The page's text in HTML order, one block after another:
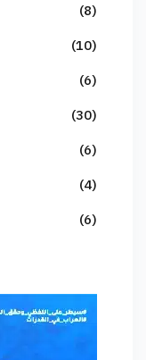
(8)
(10)
(6)
(30)
(6)
(4)
(6)